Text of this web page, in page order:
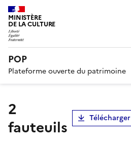
MINISTÈRE
DE LA CULTURE
POP
Plateforme ouverte du patrimoine
2
fauteuils
Télécharger